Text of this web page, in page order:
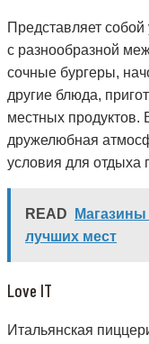
Представляет
с разнообразной
сочные бургеры,
другие блюда,
местных продуктов.
дружелюбная
условия для отдыха
READ
Магазины
лучших мест
Love IT
Итальянская